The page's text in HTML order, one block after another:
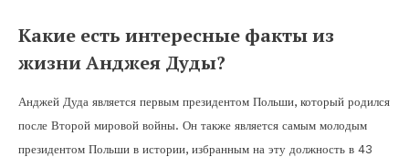
Какие есть интересные факты из
жизни Анджея Дуды?
Анджей Дуда является первым президентом Польши, который родился
после Второй мировой войны. Он также является самым молодым
президентом Польши в истории, избранным на эту должность в 43